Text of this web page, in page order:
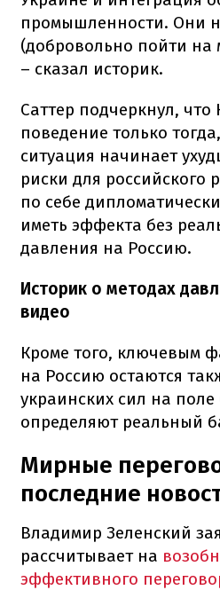
промышленности. Они
(добровольно пойти на
– сказал историк.
Саттер подчеркнул, что
поведение только
ситуация начинает
риски для российского
по себе
иметь эффекта без
давления на Россию.
Историк о методах
видео
Кроме того, ключевым
на Россию остаются
украинских сил на
определяют реальный
Мирные
последние
Владимир Зеленский
рассчитывает на
эффективного